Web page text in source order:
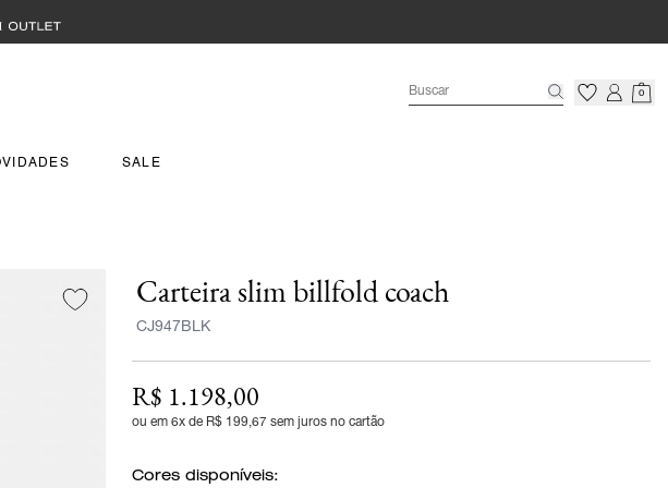
0
SALE
Carteira slim billfold coach
CJ947BLK
R$ 1.198,00
ou em 6x de R$ 199,67 sem juros no cartão
Cores disponíveis: